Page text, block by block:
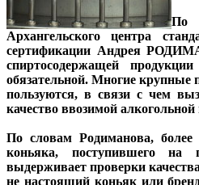
По
Архангельского центра
сертификации Андрея
спиртосодержащей
обязательной. Многие крупные
пользуются, в связи с чем
качество ввозимой
По словам Родиманова,
коньяка, поступившего
выдерживает проверки
не настоящий коньяк или